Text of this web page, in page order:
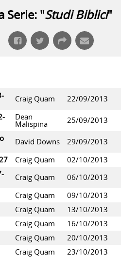
Serie: "Studi Biblici"
Craig Quam 22/09/2013
Dean
Malispina 25/09/2013
David Downs 29/09/2013
Craig Quam 02/10/2013
Craig Quam 06/10/2013
Craig Quam 09/10/2013
Craig Quam 13/10/2013
Craig Quam 16/10/2013
Craig Quam 20/10/2013
Craig Quam 23/10/2013